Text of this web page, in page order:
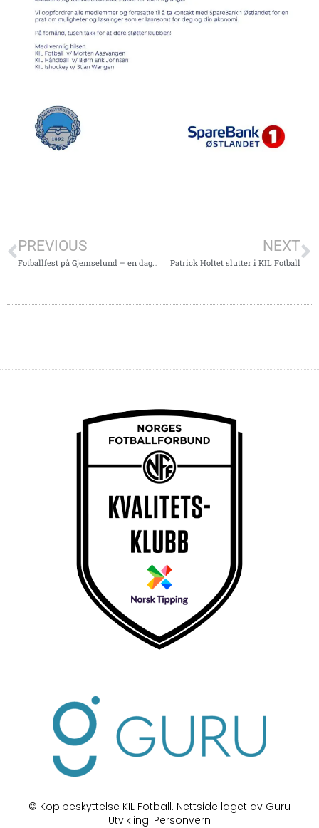
PREVIOUS
Fotballfest på Gjemselund – en dag fylt med glede, fellesskap og gode opplevelser
NEXT
Patrick Holtet slutter i KIL Fotball
© Kopibeskyttelse KIL Fotball. Nettside laget av Guru
Utvikling. Personvern